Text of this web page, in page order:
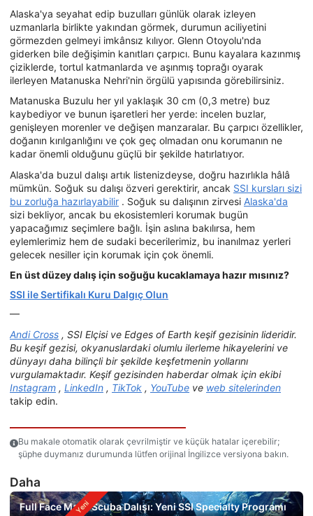
Alaska'ya seyahat edip buzulları günlük olarak izleyen
uzmanlarla birlikte yakından görmek, durumun aciliyetini
görmezden gelmeyi imkânsız kılıyor. Glenn Otoyolu'nda
giderken bile değişimin kanıtları çarpıcı. Bunu kayalara kazınmış
çiziklerde, tortul katmanlarda ve aşınmış toprağı oyarak
ilerleyen Matanuska Nehri'nin örgülü yapısında görebilirsiniz.
Matanuska Buzulu her yıl yaklaşık 30 cm (0,3 metre) buz
kaybediyor ve bunun işaretleri her yerde: incelen buzlar,
genişleyen morenler ve değişen manzaralar. Bu çarpıcı özellikler,
doğanın kırılganlığını ve çok geç olmadan onu korumanın ne
kadar önemli olduğunu güçlü bir şekilde hatırlatıyor.
Alaska'da buzul dalışı artık listenizdeyse, doğru hazırlıkla hâlâ
mümkün. Soğuk su dalışı özveri gerektirir, ancak SSI kursları sizi
bu zorluğa hazırlayabilir . Soğuk su dalışının zirvesi Alaska'da
sizi bekliyor, ancak bu ekosistemleri korumak bugün
yapacağımız seçimlere bağlı. İşin aslına bakılırsa, hem
eylemlerimiz hem de sudaki becerilerimiz, bu inanılmaz yerleri
gelecek nesiller için korumak için çok önemli.
En üst düzey dalış için soğuğu kucaklamaya hazır mısınız?
SSI ile Sertifikalı Kuru Dalgıç Olun
—
Andi Cross , SSI Elçisi ve Edges of Earth keşif gezisinin lideridir.
Bu keşif gezisi, okyanuslardaki olumlu ilerleme hikayelerini ve
dünyayı daha bilinçli bir şekilde keşfetmenin yollarını
vurgulamaktadır. Keşif gezisinden haberdar olmak için ekibi
Instagram , LinkedIn , TikTok , YouTube ve web sitelerinden
takip edin.
Bu makale otomatik olarak çevrilmiştir ve küçük hatalar içerebilir;
şüphe duymanız durumunda lütfen orijinal İngilizce versiyona bakın.
Daha
Full Face Mask Scuba Dalışı: Yeni SSI Specialty Programı